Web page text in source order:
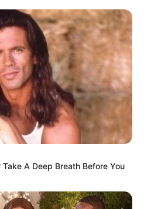
7 Potret
Berusia
A Deep Breath Before You